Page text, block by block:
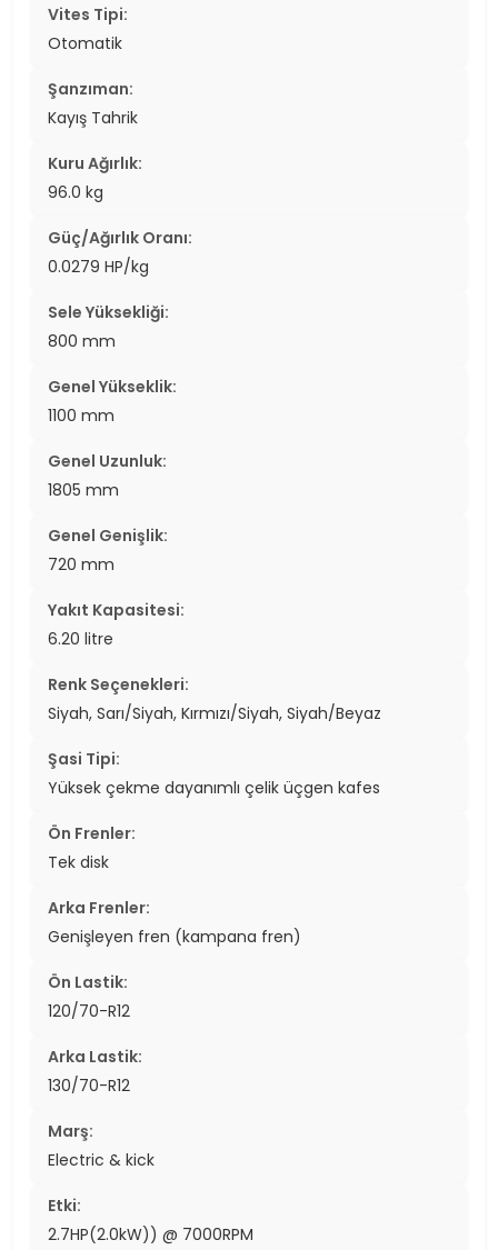
Vites Tipi:
Otomatik
Şanzıman:
Kayış Tahrik
Kuru Ağırlık:
96.0 kg
Güç/Ağırlık Oranı:
0.0279 HP/kg
Sele Yüksekliği:
800 mm
Genel Yükseklik:
1100 mm
Genel Uzunluk:
1805 mm
Genel Genişlik:
720 mm
Yakıt Kapasitesi:
6.20 litre
Renk Seçenekleri:
Siyah, Sarı/Siyah, Kırmızı/Siyah, Siyah/Beyaz
Şasi Tipi:
Yüksek çekme dayanımlı çelik üçgen kafes
Ön Frenler:
Tek disk
Arka Frenler:
Genişleyen fren (kampana fren)
Ön Lastik:
120/70-R12
Arka Lastik:
130/70-R12
Marş:
Electric & kick
Etki:
2.7HP(2.0kW)) @ 7000RPM